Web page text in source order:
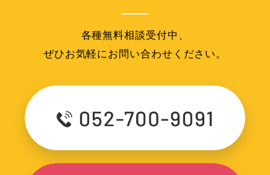
各種無料相談受付中、
ぜひお気軽にお問い合わせください。